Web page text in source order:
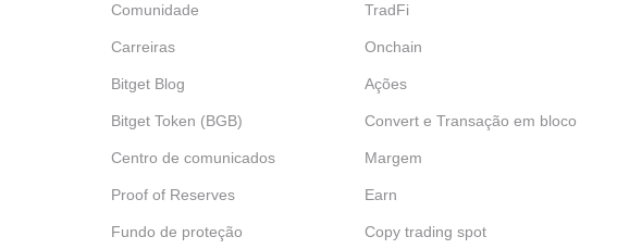
Comunidade
Carreiras
Bitget Blog
Bitget Token (BGB)
Centro de comunicados
Proof of Reserves
Fundo de proteção
TradFi
Onchain
Ações
Convert e Transação em bloco
Margem
Earn
Copy trading spot